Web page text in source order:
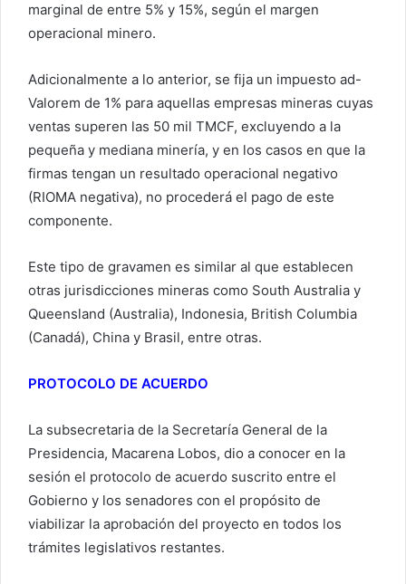
marginal de entre 5% y 15%, según el margen
operacional minero.
Adicionalmente a lo anterior, se fija un impuesto ad-
Valorem de 1% para aquellas empresas mineras cuyas
ventas superen las 50 mil TMCF, excluyendo a la
pequeña y mediana minería, y en los casos en que la
firmas tengan un resultado operacional negativo
(RIOMA negativa), no procederá el pago de este
componente.
Este tipo de gravamen es similar al que establecen
otras jurisdicciones mineras como South Australia y
Queensland (Australia), Indonesia, British Columbia
(Canadá), China y Brasil, entre otras.
PROTOCOLO DE ACUERDO
La subsecretaria de la Secretaría General de la
Presidencia, Macarena Lobos, dio a conocer en la
sesión el protocolo de acuerdo suscrito entre el
Gobierno y los senadores con el propósito de
viabilizar la aprobación del proyecto en todos los
trámites legislativos restantes.